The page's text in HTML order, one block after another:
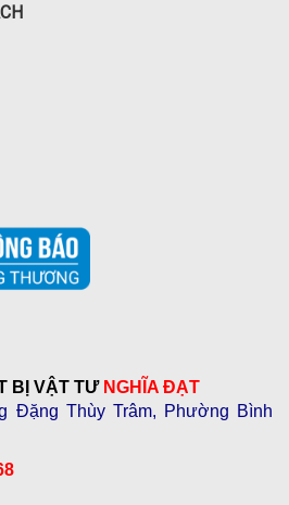
BỊ VẬT TƯ NGHĨA ĐẠT
Đặng Thùy Trâm, Phường Bình